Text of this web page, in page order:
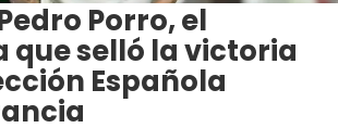
Porro, el
que selló la victoria
Española